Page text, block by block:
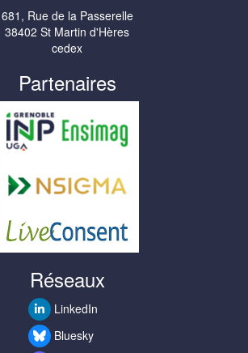
681, Rue de la Passerelle
38402 St Martin d'Hères
cedex
Partenaires
Réseaux
LinkedIn
Bluesky